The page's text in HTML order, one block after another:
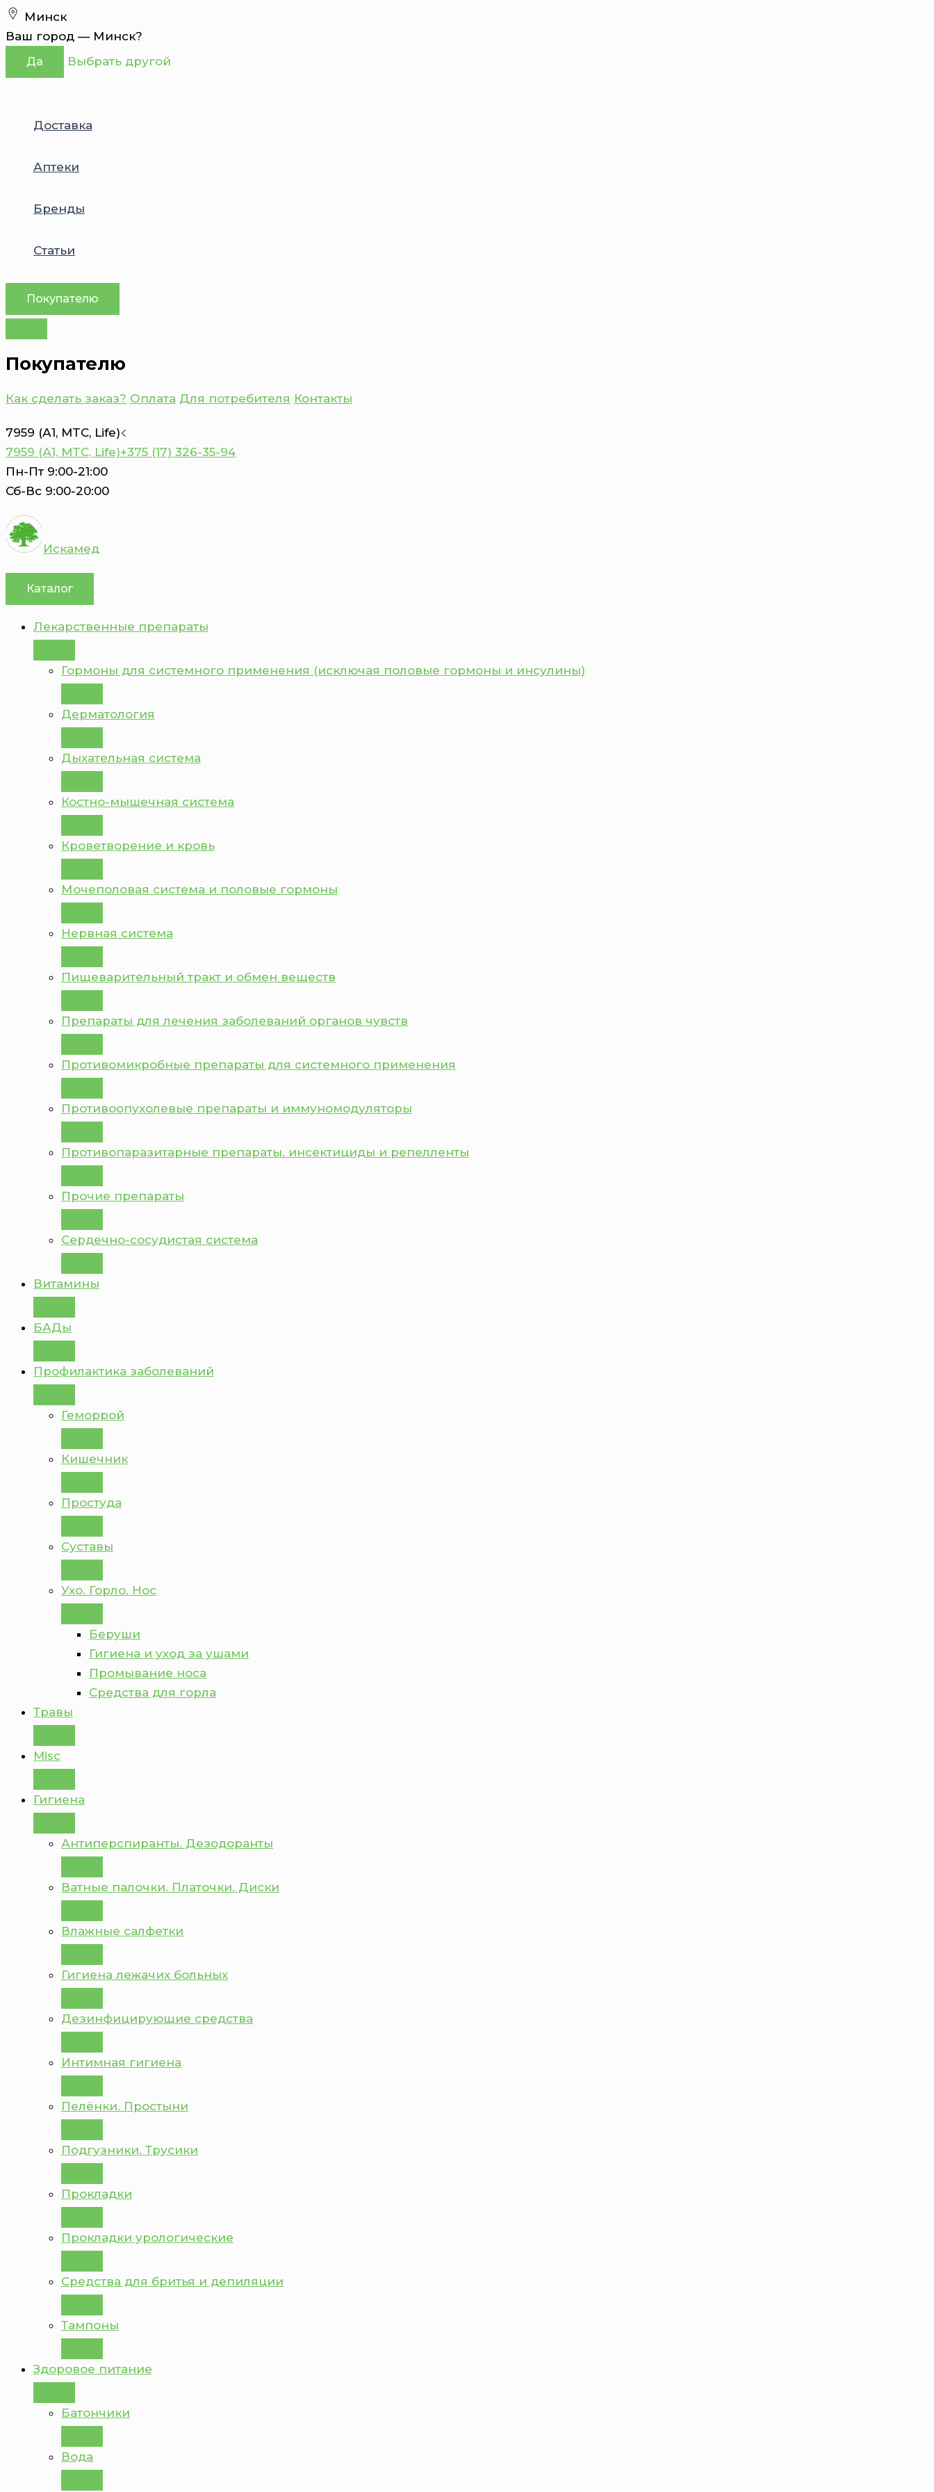
Перейти
к
содержимому
Минск
Ваш город — Минск?
Да Выбрать другой
Доставка
Аптеки
Бренды
Статьи
Покупателю
Покупателю
Как сделать заказ? Оплата Для потребителя Контакты
7959 (А1, MTC, Life)
7959 (А1, MTC, Life)+375 (17) 326-35-94
Пн-Пт 9:00-21:00
Сб-Вс 9:00-20:00
Искамед
Каталог
Лекарственные препараты
Гормоны для системного применения (исключая половые гормоны и инсулины)
Дерматология
Дыхательная система
Костно-мышечная система
Кроветворение и кровь
Мочеполовая система и половые гормоны
Нервная система
Пищеварительный тракт и обмен веществ
Препараты для лечения заболеваний органов чувств
Противомикробные препараты для системного применения
Противоопухолевые препараты и иммуномодуляторы
Противопаразитарные препараты. инсектициды и репелленты
Прочие препараты
Сердечно-сосудистая система
Витамины
БАДы
Профилактика заболеваний
Геморрой
Кишечник
Простуда
Суставы
Ухо. Горло. Нос
Беруши
Гигиена и уход за ушами
Промывание носа
Средства для горла
Травы
Misc
Гигиена
Антиперспиранты. Дезодоранты
Ватные палочки. Платочки. Диски
Влажные салфетки
Гигиена лежачих больных
Дезинфицирующие средства
Интимная гигиена
Пелёнки. Простыни
Подгузники. Трусики
Прокладки
Прокладки урологические
Средства для бритья и депиляции
Тампоны
Здоровое питание
Батончики
Вода